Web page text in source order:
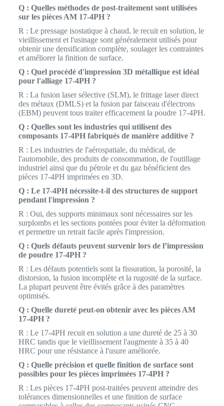
Q : Quelles méthodes de post-traitement sont utilisées
sur les pièces AM 17-4PH ?
R : Le pressage isostatique à chaud, le recuit en solution, le
vieillissement et l'usinage sont généralement utilisés pour
obtenir une densification complète, soulager les contraintes
et améliorer la finition de surface.
Q : Quel procédé d'impression 3D métallique est idéal
pour l'alliage 17-4PH ?
R : La fusion laser sélective (SLM), le frittage laser direct
des métaux (DMLS) et la fusion par faisceau d'électrons
(EBM) peuvent tous traiter efficacement la poudre 17-4PH.
Q : Quelles sont les industries qui utilisent des
composants 17-4PH fabriqués de manière additive ?
R : Les industries de l'aérospatiale, du médical, de
l'automobile, des produits de consommation, de l'outillage
industriel ainsi que du pétrole et du gaz bénéficient des
pièces 17-4PH imprimées en 3D.
Q : Le 17-4PH nécessite-t-il des structures de support
pendant l'impression ?
R : Oui, des supports minimaux sont nécessaires sur les
surplombs et les sections pontées pour éviter la déformation
et permettre un retrait facile après l'impression.
Q : Quels défauts peuvent survenir lors de l’impression
de poudre 17-4PH ?
R : Les défauts potentiels sont la fissuration, la porosité, la
distorsion, la fusion incomplète et la rugosité de la surface.
La plupart peuvent être évités grâce à des paramètres
optimisés.
Q : Quelle dureté peut-on obtenir avec les pièces AM
17-4PH ?
R : Le 17-4PH recuit en solution a une dureté de 25 à 30
HRC tandis que le vieillissement l'augmente à 35 à 40
HRC pour une résistance à l'usure améliorée.
Q : Quelle précision et quelle finition de surface sont
possibles pour les pièces imprimées 17-4PH ?
R : Les pièces 17-4PH post-traitées peuvent atteindre des
tolérances dimensionnelles et une finition de surface